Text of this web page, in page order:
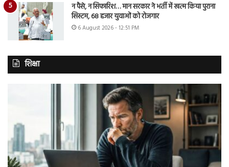
न पैसे, न सिफारिश… मान सरकार ने भर्ती में खत्म किया पुराना
सिस्टम, 68 हजार युवाओं को रोजगार
6 August 2026 - 12:51 PM
शिक्षा